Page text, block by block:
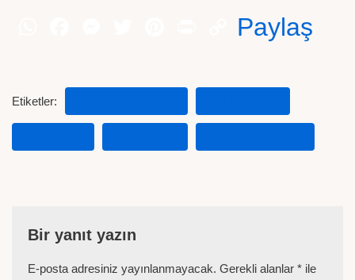
Paylaş
Etiketler:
Bir yanıt yazın
E-posta adresiniz yayınlanmayacak. Gerekli alanlar * ile